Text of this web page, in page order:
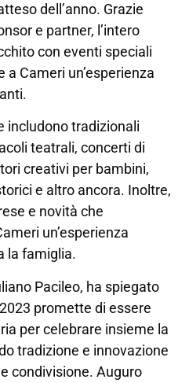
dell’anno. Grazie
e partner, l’intero
con eventi speciali
Cameri un’esperienza
includono tradizionali
teatrali, concerti di
creativi per bambini,
e altro ancora. Inoltre,
e novità che
un’esperienza
la famiglia.
Pacileo, ha spiegato
promette di essere
per celebrare insieme la
tradizione e innovazione
condivisione. Auguro